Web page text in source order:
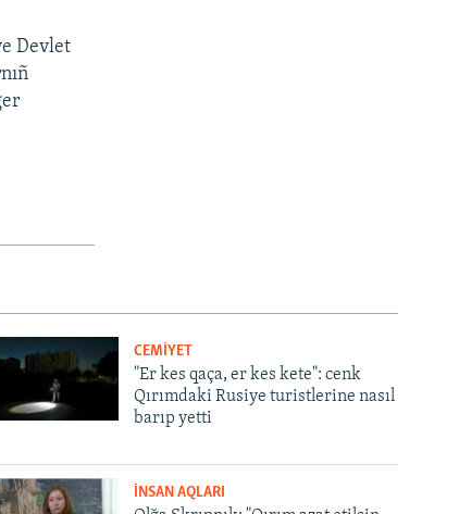
Devlet
CEMİYET
"Er kes qaça, er kes kete": cenk
Qırımdaki Rusiye turistlerine nasıl
barıp yetti
İNSAN AQLARI